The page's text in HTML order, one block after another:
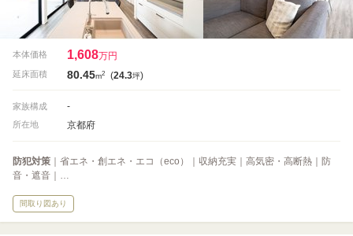
本体価格 1,608万円
延床面積 80.45m2 (24.3坪)
家族構成 -
所在地 京都府
防犯対策 ｜省エネ・創エネ・エコ（eco）｜収納充実｜高気密・高断熱｜防
音・遮音｜…
間取り図あり